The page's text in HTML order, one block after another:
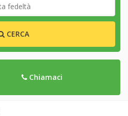
CERCA
Chiamaci